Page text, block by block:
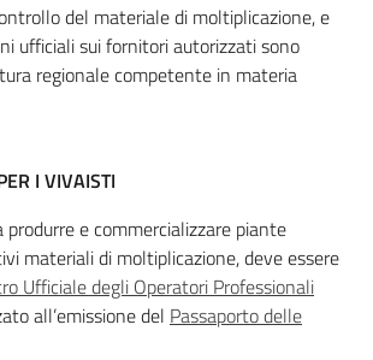
del materiale di moltiplicazione, e
ufficiali sui fornitori autorizzati sono
regionale competente in materia
I VIVAISTI
e commercializzare piante
materiali di moltiplicazione, deve essere
Ufficiale degli Operatori Professionali
all’emissione del Passaporto delle